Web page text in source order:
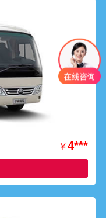
￥4***